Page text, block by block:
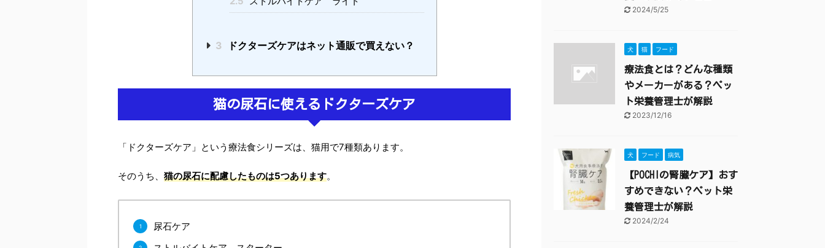
3 ドクターズケアはネット通販で買えない？
猫の尿石に使えるドクターズケア
「ドクターズケア」という療法食シリーズは、猫用で7種類あります。
そのうち、 猫の尿石に配慮したものは5つあります。
尿石ケア
2024/5/25
犬 猫 フード
療法食とは？どんな種類
やメーカーがある？ペッ
ト栄養管理士が解説
2023/12/16
犬 フード 病気
【POCHIの腎臓ケア】おす
すめできない？ペット栄
養管理士が解説
2024/2/24